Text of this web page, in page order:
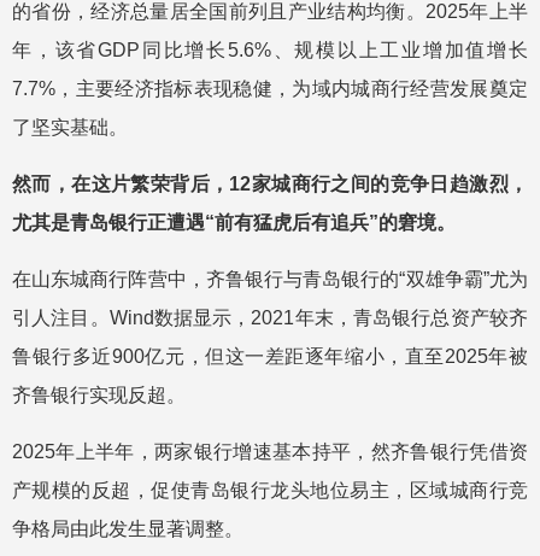
的省份，经济总量居全国前列且产业结构均衡。2025年上半
年，该省GDP同比增长5.6%、规模以上工业增加值增长
7.7%，主要经济指标表现稳健，为域内城商行经营发展奠定
了坚实基础。
然而，在这片繁荣背后，12家城商行之间的竞争日趋激烈，
尤其是青岛银行正遭遇“前有猛虎后有追兵”的窘境。
在山东城商行阵营中，齐鲁银行与青岛银行的“双雄争霸”尤为
引人注目。Wind数据显示，2021年末，青岛银行总资产较齐
鲁银行多近900亿元，但这一差距逐年缩小，直至2025年被
齐鲁银行实现反超。
2025年上半年，两家银行增速基本持平，然齐鲁银行凭借资
产规模的反超，促使青岛银行龙头地位易主，区域城商行竞
争格局由此发生显著调整。